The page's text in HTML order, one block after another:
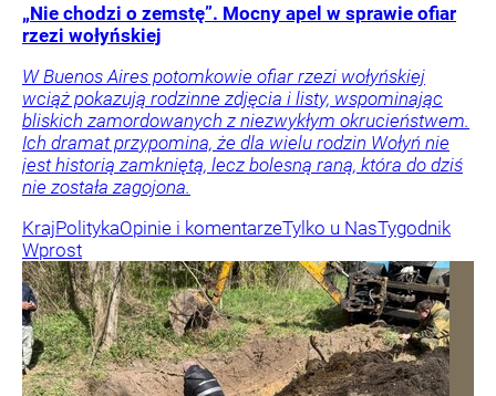
„Nie chodzi o zemstę”. Mocny apel w sprawie ofiar
rzezi wołyńskiej
W Buenos Aires potomkowie ofiar rzezi wołyńskiej
wciąż pokazują rodzinne zdjęcia i listy, wspominając
bliskich zamordowanych z niezwykłym okrucieństwem.
Ich dramat przypomina, że dla wielu rodzin Wołyń nie
jest historią zamkniętą, lecz bolesną raną, która do dziś
nie została zagojona.
KrajPolitykaOpinie i komentarzeTylko u NasTygodnik
Wprost